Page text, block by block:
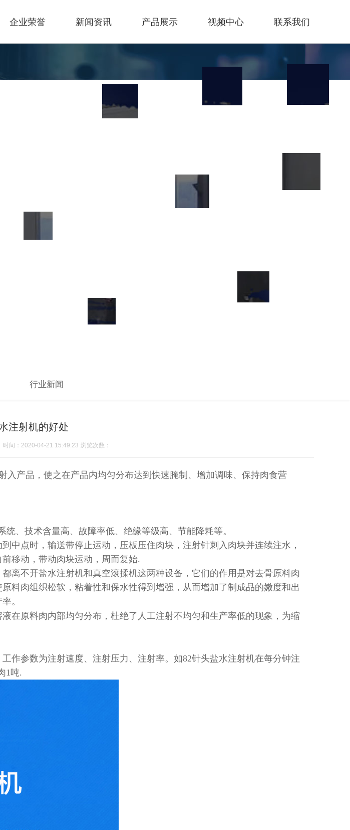
企业荣誉 新闻资讯 产品展示 视频中心 联系我们
行业新闻
注射机的好处
时间：2020-04-21 15:49:23 浏览次数：
入产品，使之在产品内均匀分布达到快速腌制、增加调味、保持肉食营
、技术含量高、故障率低、绝缘等级高、节能降耗等。
中点时，输送带停止运动，压板压住肉块，注射针刺入肉块并连续注水，
移动，带动肉块运动，周而复始.
都离不开盐水注射机和真空滚揉机这两种设备，它们的作用是对去骨原料肉
料肉组织松软，粘着性和保水性得到增强，从而增加了制成品的嫩度和出
。
在原料肉内部均匀分布，杜绝了人工注射不均匀和生产率低的现象，为缩
作参数为注射速度、注射压力、注射率。如82针头盐水注射机在每分钟注
1吨.